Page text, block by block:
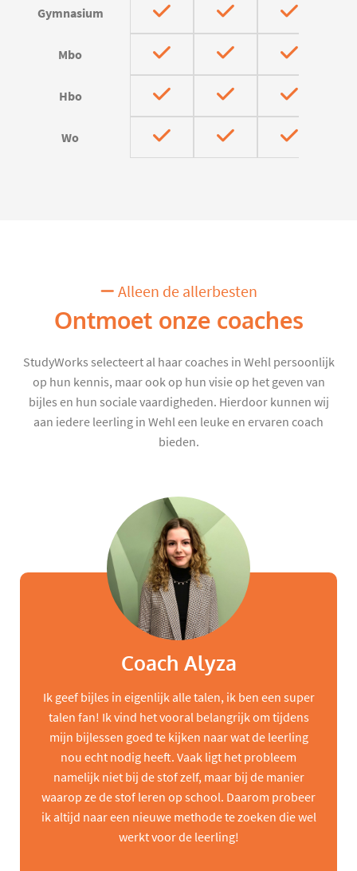
Gymnasium
Mbo
Hbo
Wo
Alleen de allerbesten
Ontmoet onze coaches
StudyWorks selecteert al haar coaches in Wehl persoonlijk
op hun kennis, maar ook op hun visie op het geven van
bijles en hun sociale vaardigheden. Hierdoor kunnen wij
aan iedere leerling in Wehl een leuke en ervaren coach
bieden.
Coach Alyza
Ik geef bijles in eigenlijk alle talen, ik ben een super
talen fan! Ik vind het vooral belangrijk om tijdens
mijn bijlessen goed te kijken naar wat de leerling
nou echt nodig heeft. Vaak ligt het probleem
namelijk niet bij de stof zelf, maar bij de manier
waarop ze de stof leren op school. Daarom probeer
ik altijd naar een nieuwe methode te zoeken die wel
werkt voor de leerling!